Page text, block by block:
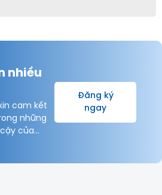
nhiều
cam kết
những
của
Đăng ký
ngay